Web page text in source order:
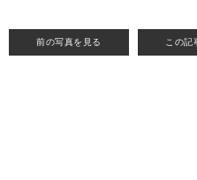
前の写真を見る この記